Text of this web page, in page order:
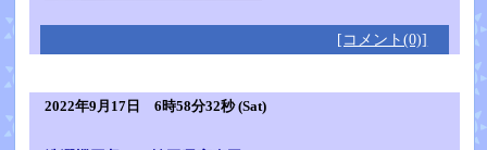
[コメント(0)]
2022年9月17日 6時58分32秒 (Sat)